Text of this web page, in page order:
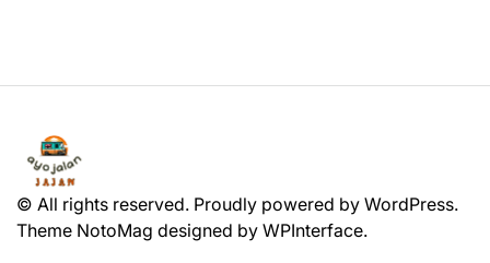
© All rights reserved. Proudly powered by WordPress.
Theme NotoMag designed by WPInterface.